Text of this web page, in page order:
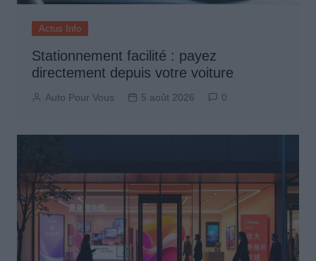
Actus Info
Stationnement facilité : payez
directement depuis votre voiture
Auto Pour Vous 5 août 2026 0